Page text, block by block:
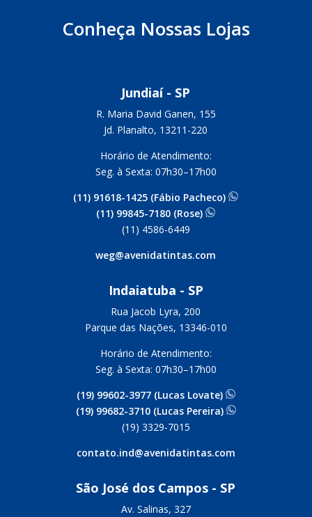
Conheça Nossas Lojas
Jundiaí - SP
R. Maria David Ganen, 155
Jd. Planalto, 13211-220
Horário de Atendimento:
Seg. à Sexta: 07h30–17h00
(11) 91618-1425 (Fábio Pacheco)
(11) 99845-7180 (Rose)
(11) 4586-6449
weg@avenidatintas.com
Indaiatuba - SP
Rua Jacob Lyra, 200
Parque das Nações, 13346-010
Horário de Atendimento:
Seg. à Sexta: 07h30–17h00
(19) 99602-3977 (Lucas Lovate)
(19) 99682-3710 (Lucas Pereira)
(19) 3329-7015
contato.ind@avenidatintas.com
São José dos Campos - SP
Av. Salinas, 327